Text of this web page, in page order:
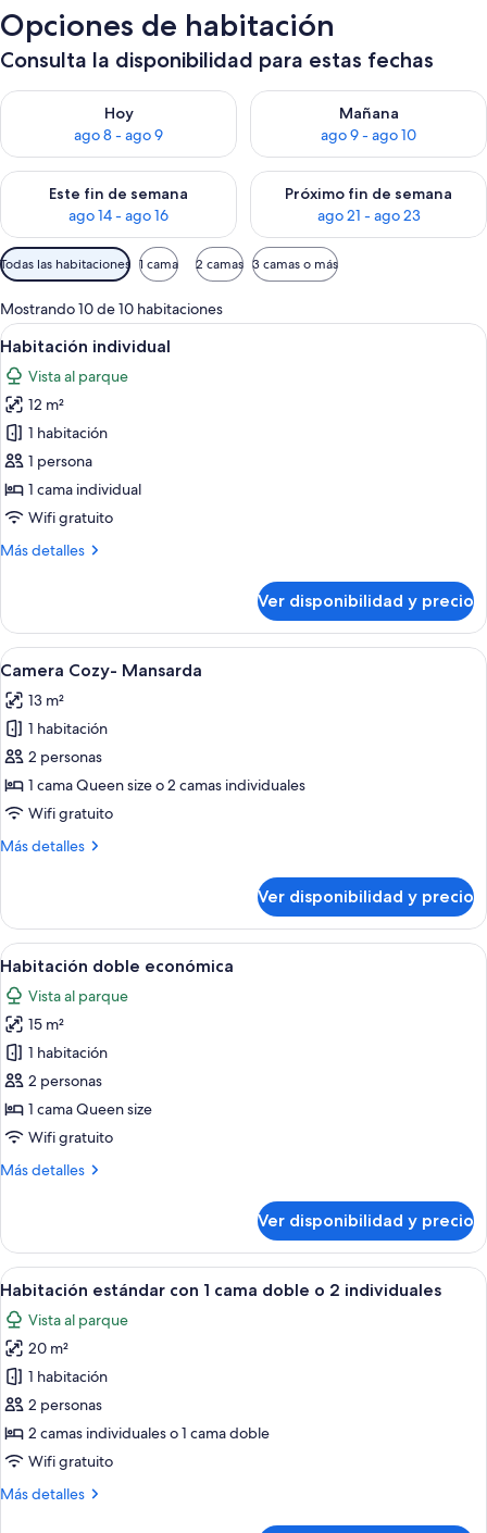
Opciones de habitación
Consulta la disponibilidad para estas fechas
Hoy
ago 8 - ago 9
Consulta la disponibilidad para hoy ago 8 - ago 9
Mañana
ago 9 - ago 10
Consulta la disponibilidad
Este fin de semana
ago 14 - ago 16
Consulta la disponibilidad para este fin de semana ago 14 -
Próximo fin de semana
ago 21 - ago 23
Consulta la disponibilidad
Filtros
disponibles
para
las
habitaciones
Todas las habitaciones 1 cama 2 camas 3 camas o más
Mostrando 10 de 10 habitaciones
Ver
todas
las
fotos
de
Habitación
individual
Un dormitorio con cama, escritorio
6
Habitación individual
Vista al parque
12 m²
1 habitación
1 persona
1 cama individual
Wifi gratuito
Más detalles
Más
individual
Ver disponibilidad y precio
Ver
todas
las
fotos
de
Camera
Cozy-
Un dormitorio con dos camas,
6
Camera Cozy- Mansarda
13 m²
1 habitación
2 personas
1 cama Queen size o 2 camas individuales
Wifi gratuito
Más detalles
Más
Cozy-
Mansarda
Ver disponibilidad y precio
Ver
todas
las
fotos
de
Habitación
doble
económica
Una habitación de madera con una
7
Habitación doble económica
Vista al parque
15 m²
1 habitación
2 personas
1 cama Queen size
Wifi gratuito
Más detalles
Más
doble
económica
Ver disponibilidad y precio
Ver
todas
las
fotos
de
Habitación
estándar
con
cama
Una habitación con una cama de
10
Habitación estándar con 1 cama doble o 2 individuales
Vista al parque
20 m²
1 habitación
2 personas
2 camas individuales o 1 cama doble
Wifi gratuito
Más detalles
Más